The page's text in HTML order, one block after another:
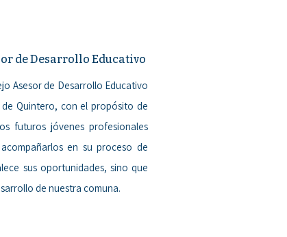
de Desarrollo Educativo
Asesor de Desarrollo Educativo
Quintero, con el propósito de
futuros jóvenes profesionales
en su proceso de
sus oportunidades, sino que
de nuestra comuna.